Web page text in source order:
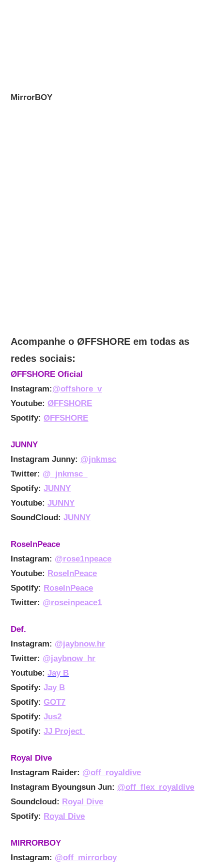
MirrorBOY
Acompanhe oØFFSHORE em todas as
redes sociais:
ØFFSHORE Oficial
Instagram:@offshore_v
Youtube:ØFFSHORE
Spotify:ØFFSHORE
JUNNY
Instagram Junny: @jnkmsc
Twitter: @_jnkmsc_
Spotify:JUNNY
Youtube:JUNNY
SoundCloud:JUNNY
RoseInPeace
Instagram: @rose1npeace
Youtube: RoseInPeace
Spotify: RoseInPeace
Twitter: @roseinpeace1
Def.
Instagram: @jaybnow.hr
Twitter: @jaybnow_hr
Youtube:Jay B
Spotify:Jay B
Spotify: GOT7
Spotify:Jus2
Spotify:JJ Project
Royal Dive
Instagram Raider: @off_royaldive
Instagram Byoungsun Jun: @off_flex_royaldive
Soundcloud: Royal Dive
Spotify: Royal Dive
MIRRORBOY
Instagram: @off_mirrorboy